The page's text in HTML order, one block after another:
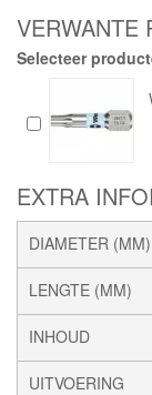
VERWANTE
Selecteer
EXTRA
DIAMETER (MM)
LENGTE (MM)
INHOUD
UITVOERING